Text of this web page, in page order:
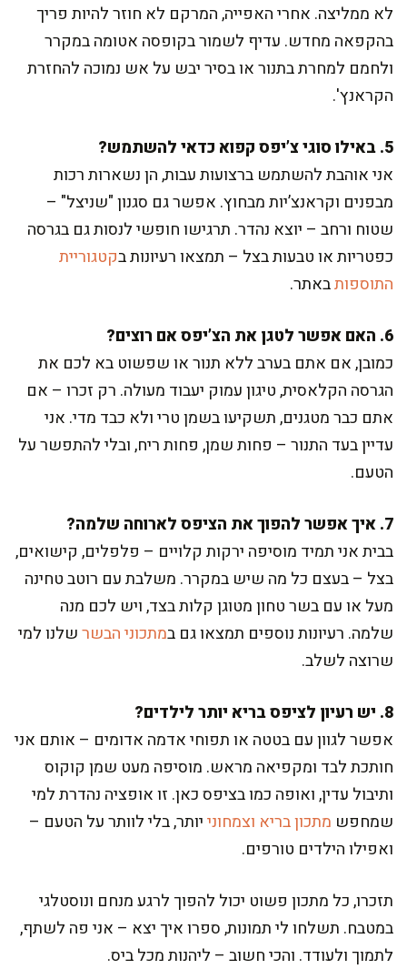
לא ממליצה. אחרי האפייה, המרקם לא חוזר להיות פריך
בהקפאה מחדש. עדיף לשמור בקופסה אטומה במקרר
ולחמם למחרת בתנור או בסיר יבש על אש נמוכה להחזרת
הקראנץ'.
5. באילו סוגי צ’יפס קפוא כדאי להשתמש?
אני אוהבת להשתמש ברצועות עבות, הן נשארות רכות
מבפנים וקראנצ’יות מבחוץ. אפשר גם סגנון "שניצל" –
שטוח ורחב – יוצא נהדר. תרגישו חופשי לנסות גם בגרסה
כפטריות או טבעות בצל – תמצאו רעיונות בקטגוריית
התוספותבאתר.
6. האם אפשר לטגן את הצ’יפס אם רוצים?
כמובן, אם אתם בערב ללא תנור או שפשוט בא לכם את
הגרסה הקלאסית, טיגון עמוק יעבוד מעולה. רק זכרו – אם
אתם כבר מטגנים, תשקיעו בשמן טרי ולא כבד מדי. אני
עדיין בעד התנור – פחות שמן, פחות ריח, ובלי להתפשר על
הטעם.
7. איך אפשר להפוך את הציפס לארוחה שלמה?
בבית אני תמיד מוסיפה ירקות קלויים – פלפלים, קישואים,
בצל – בעצם כל מה שיש במקרר. משלבת עם רוטב טחינה
מעל או עם בשר טחון מטוגן קלות בצד, ויש לכם מנה
שלמה. רעיונות נוספים תמצאו גם במתכוני הבשרשלנו למי
שרוצה לשלב.
8. יש רעיון לציפס בריא יותר לילדים?
אפשר לגוון עם בטטה או תפוחי אדמה אדומים – אותם אני
חותכת לבד ומקפיאה מראש. מוסיפה מעט שמן קוקוס
ותיבול עדין, ואופה כמו בציפס כאן. זו אופציה נהדרת למי
שמחפש מתכון בריא וצמחונייותר, בלי לוותר על הטעם –
ואפילו הילדים טורפים.
תזכרו, כל מתכון פשוט יכול להפוך לרגע מנחם ונוסטלגי
במטבח. תשלחו לי תמונות, ספרו איך יצא – אני פה לשתף,
לתמוך ולעודד. והכי חשוב – ליהנות מכל ביס.